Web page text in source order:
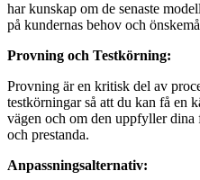
har kunskap om de senaste
på kundernas behov och
Provning och Testkörning:
Provning är en kritisk del av
testkörningar så att du kan få en
vägen och om den uppfyller
och prestanda.
Anpassningsalternativ: